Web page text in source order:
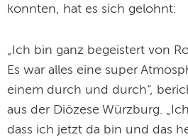
konnten, hat es sich gelohnt:
„Ich bin ganz begeistert von
Es war alles eine super
einem durch und durch“,
aus der Diözese Würzburg.
dass ich jetzt da bin und das